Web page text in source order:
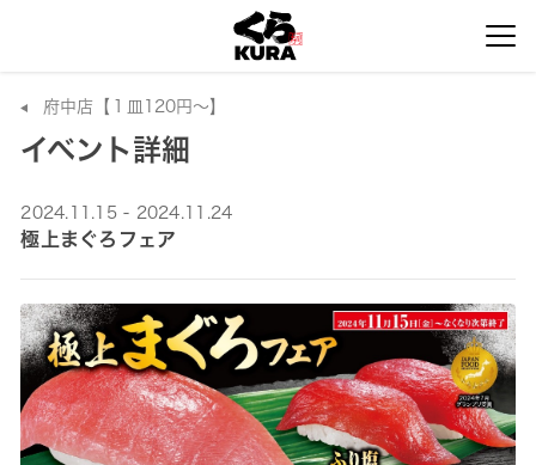
府中店【１皿120円～】
イベント詳細
2024.11.15 - 2024.11.24
極上まぐろフェア